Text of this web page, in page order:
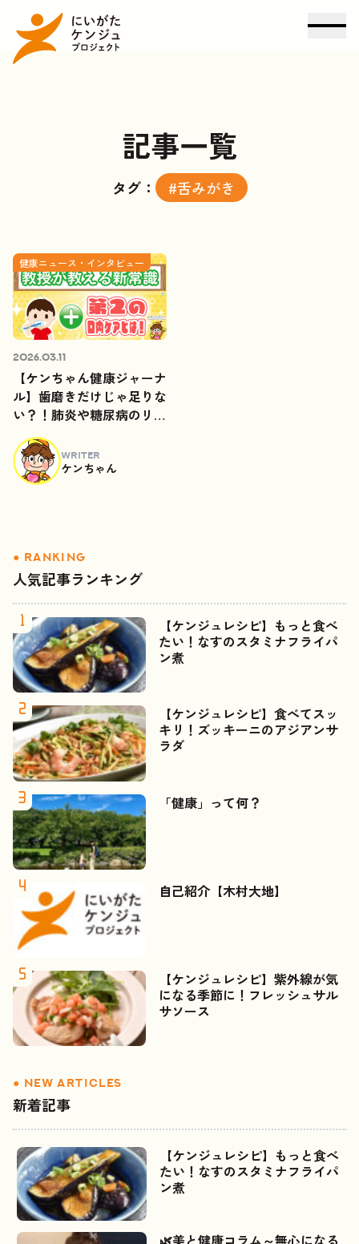
記事一覧
タグ： #舌みがき
健康ニュース・インタビュー
2026.03.11
【ケンちゃん健康ジャーナ
ル】歯磨きだけじゃ足りな
い？！肺炎や糖尿病のリス
クを下げる「第2の口内ケ
ア」とは！WRITER
ケンちゃん
人気記事ランキング
【ケンジュレシピ】もっと食べ
たい！なすのスタミナフライパ
ン煮
【ケンジュレシピ】食べてスッ
キリ！ズッキーニのアジアンサ
ラダ
「健康」って何？
自己紹介【木村大地】
【ケンジュレシピ】紫外線が気
になる季節に！フレッシュサル
サソース
新着記事
【ケンジュレシピ】もっと食べ
たい！なすのスタミナフライパ
ン煮